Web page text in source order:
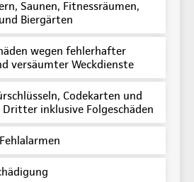
Saunen, Fitnessräumen,
Biergärten
wegen fehlerhafter
versäumter Weckdienste
Codekarten und
inklusive Folgeschäden